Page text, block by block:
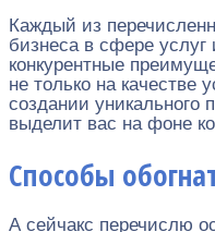
Каждый из
бизнеса в сфере услуг
конкурентные
не только на качестве
создании уникального
выделит вас на фоне
Способы
А сейчакс перечислю